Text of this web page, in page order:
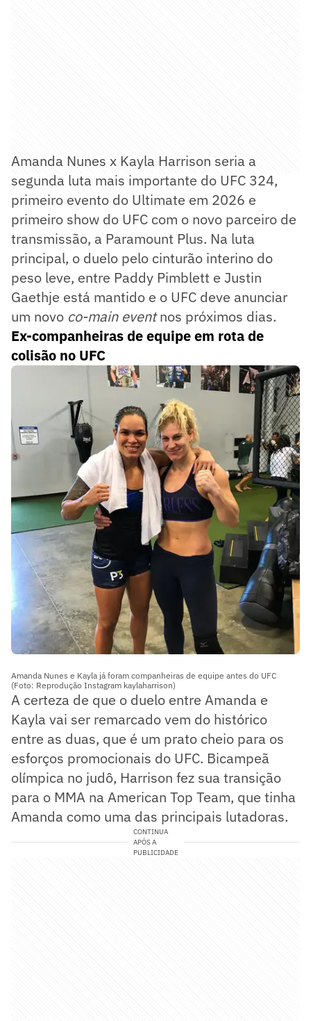
Amanda Nunes x Kayla Harrison seria a
segunda luta mais importante do UFC 324,
primeiro evento do Ultimate em 2026 e
primeiro show do UFC com o novo parceiro de
transmissão, a Paramount Plus. Na luta
principal, o duelo pelo cinturão interino do
peso leve, entre Paddy Pimblett e Justin
Gaethje está mantido e o UFC deve anunciar
um novo co-main eventnos próximos dias.
Ex-companheiras de equipe em rota de
colisão no UFC
Amanda Nunes e Kayla já foram companheiras de equipe antes do UFC
(Foto: Reprodução Instagram kaylaharrison)
A certeza de que o duelo entre Amanda e
Kayla vai ser remarcado vem do histórico
entre as duas, que é um prato cheio para os
esforços promocionais do UFC. Bicampeã
olímpica no judô, Harrison fez sua transição
para o MMA na American Top Team, que tinha
Amanda como uma das principais lutadoras.
CONTINUA
APÓS A
PUBLICIDADE